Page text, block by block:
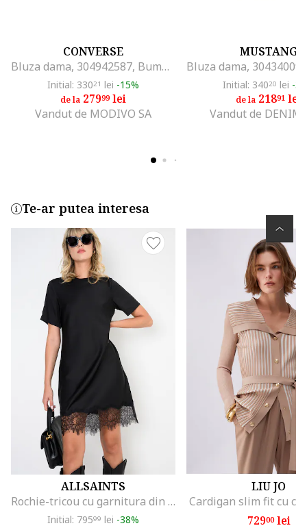
CONVERSE
Bluza dama, 304942587, Bumbac/Poliester, Negru, Negru
Initial: 33021 lei -15%
de la 27999lei
Vandut de MODIVO SA
MUSTANG
Initial: 34020 lei -
de la 21891 lei
Vandut de
Te-ar putea interesa
ALLSAINTS
Rochie-tricou cu garnitura din dantela, Negru
Initial: 79599 lei -38%
LIU JO
Cardigan slim fit cu
72900lei